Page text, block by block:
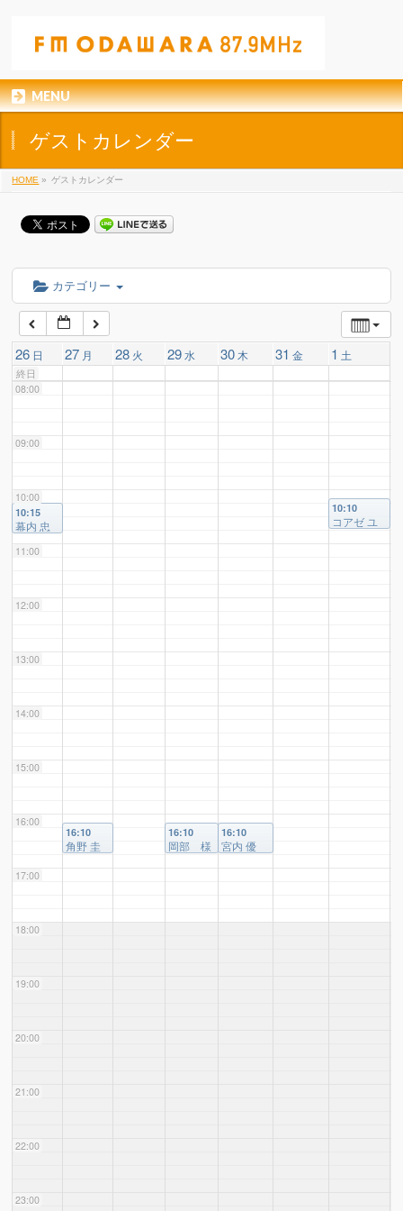
MENU
ゲストカレンダー
HOME » ゲストカレンダー
カテゴリー
26 日 27 月 28 火 29水 30 木 31 金 1 土
終日
04:00
05:00
06:00
07:00
08:00
09:00
10:00
11:00
12:00
13:00
14:00
15:00
16:00
17:00
18:00
19:00
20:00
21:00
22:00
23:00
10:15
幕内 忠
16:10
角野 圭
16:10
岡部 様
16:10
宮内 優
梅林 太
10:10
コアゼ ユ